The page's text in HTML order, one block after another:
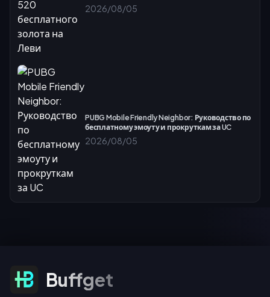
2026/08/05
PUBG Mobile Friendly Neighbor: Руководство по
бесплатному эмоуту и прокруткам за UC
2026/08/05
Подписаться на предложения
Buffget